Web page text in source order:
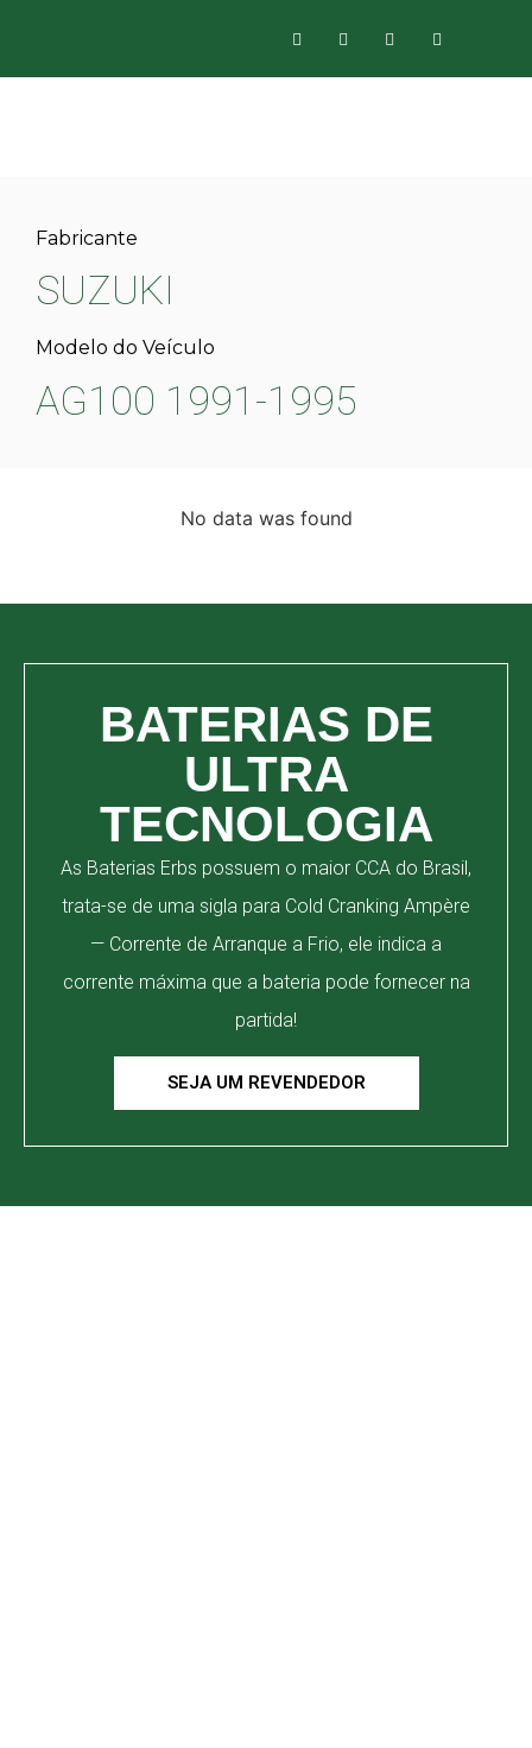
Fabricante
SUZUKI
Modelo do Veículo
AG100 1991-1995
No data was found
BATERIAS DE
ULTRA
TECNOLOGIA
As Baterias Erbs possuem o maior CCA do Brasil,
trata-se de uma sigla para Cold Cranking Ampère
— Corrente de Arranque a Frio, ele indica a
corrente máxima que a bateria pode fornecer na
partida!
SEJA UM REVENDEDOR